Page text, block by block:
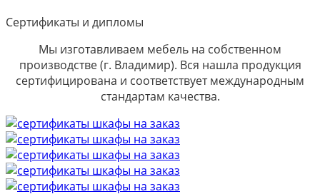
Сертификаты и дипломы
Мы изготавливаем мебель на собственном
производстве (г. Владимир). Вся нашла продукция
сертифицирована и соответствует международным
стандартам качества.